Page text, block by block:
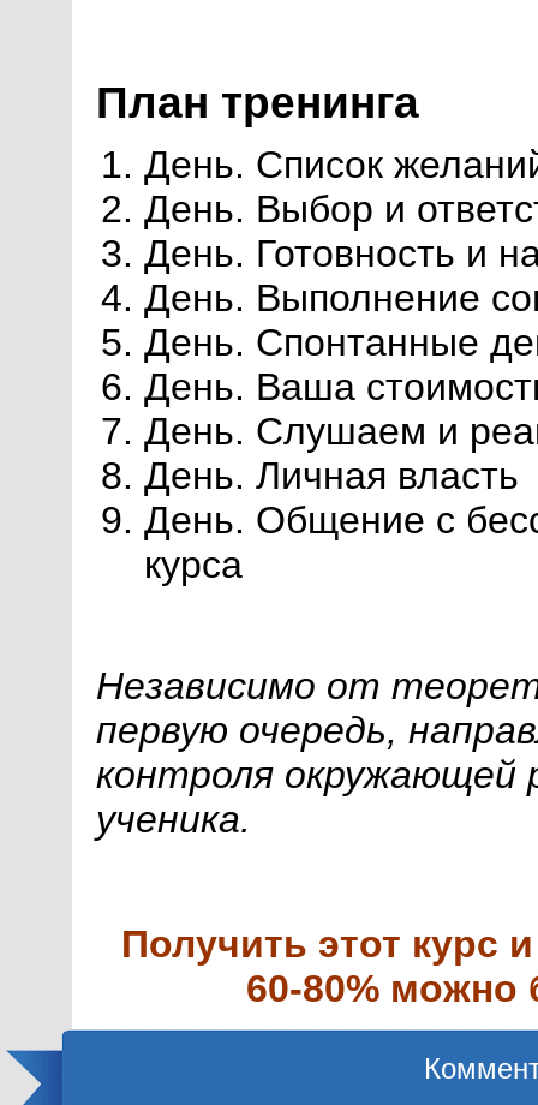
План тренинга
День. Список
День. Выбор и
День. Готовность и
День. Выполнение
День. Спонтанные
День. Ваша
День. Слушаем и
День. Личная власть
День. Общение с
курса
Независимо от
первую очередь,
контроля окружающей
ученика.
Получить этот курс
60-80% можно